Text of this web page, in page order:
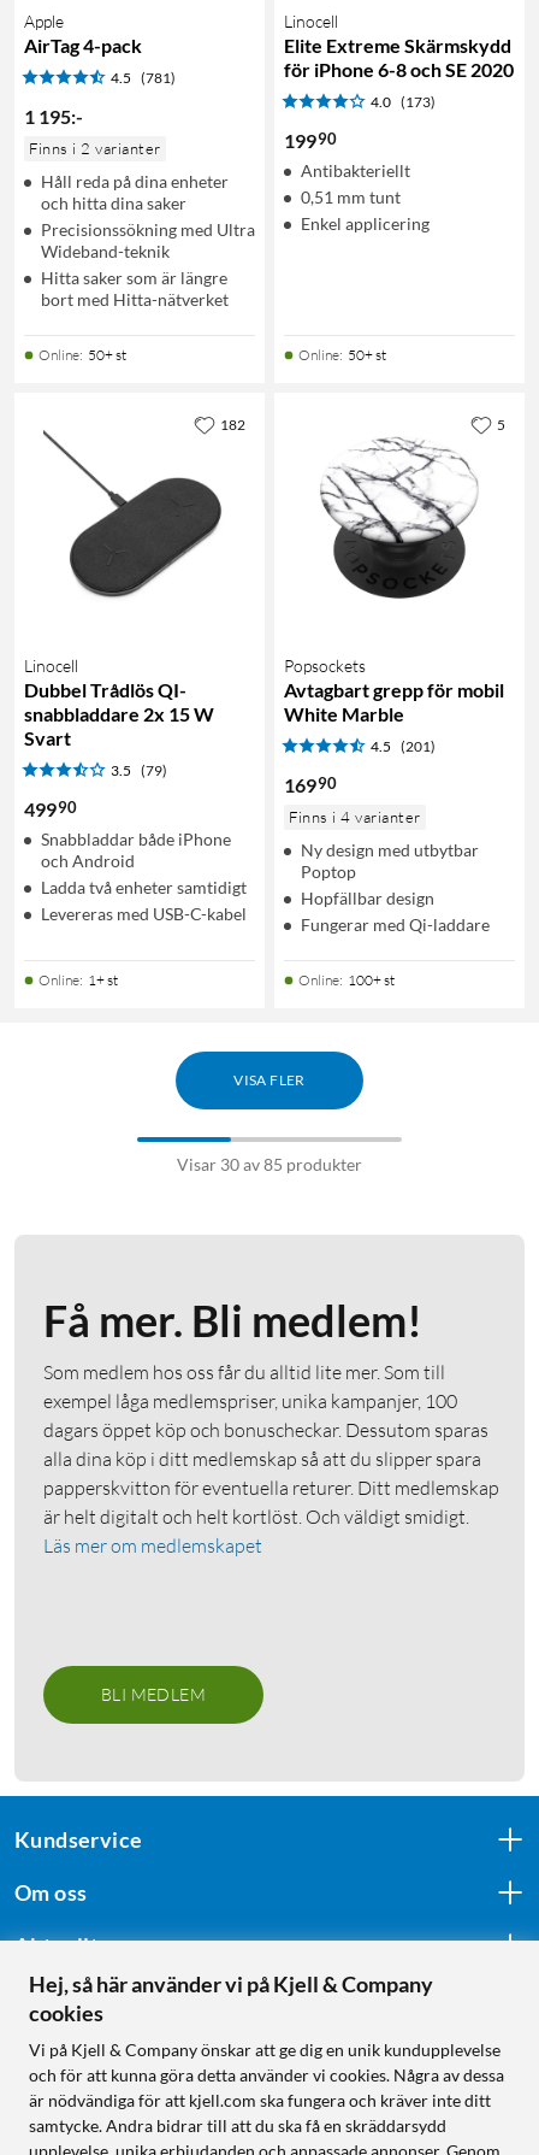
Apple
AirTag 4-pack
4.5 (781)
1 195:-
Finns i 2 varianter
Håll reda på dina enheter
och hitta dina saker
Precisionssökning med Ultra
Wideband-teknik
Hitta saker som är längre
bort med Hitta-nätverket
Online: 50+ st
Linocell
Elite Extreme Skärmskydd
för iPhone 6-8 och SE 2020
4.0 (173)
19990
Antibakteriellt
0,51 mm tunt
Enkel applicering
Online: 50+ st
Linocell
Dubbel Trådlös QI-
snabbladdare 2x 15 W
Svart
3.5 (79)
49990
Snabbladdar både iPhone
och Android
Ladda två enheter samtidigt
Levereras med USB-C-kabel
Online: 1+ st
182
Popsockets
Avtagbart grepp för mobil
White Marble
4.5 (201)
16990
Finns i 4 varianter
Ny design med utbytbar
Poptop
Hopfällbar design
Fungerar med Qi-laddare
Online: 100+ st
5
VISA FLER
Visar 30 av 85 produkter
Få mer. Bli medlem!
Som medlem hos oss får du alltid lite mer. Som till
exempel låga medlemspriser, unika kampanjer, 100
dagars öppet köp och bonuscheckar. Dessutom sparas
alla dina köp i ditt medlemskap så att du slipper spara
papperskvitton för eventuella returer. Ditt medlemskap
är helt digitalt och helt kortlöst. Och väldigt smidigt.
Läs mer om medlemskapet
BLI MEDLEM
Kundservice
Om oss
Aktuellt
Följ oss
Handla från:
Hej, så här använder vi på Kjell & Company
cookies
Vi på Kjell & Company önskar att ge dig en unik kundupplevelse
och för att kunna göra detta använder vi cookies. Några av dessa
är nödvändiga för att kjell.com ska fungera och kräver inte ditt
samtycke. Andra bidrar till att du ska få en skräddarsydd
upplevelse, unika erbjudanden och anpassade annonser. Genom